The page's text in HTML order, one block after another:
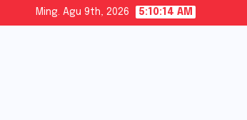
Ming. Agu 9th, 2026 5:10:15 AM